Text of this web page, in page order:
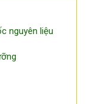
nguyên liệu